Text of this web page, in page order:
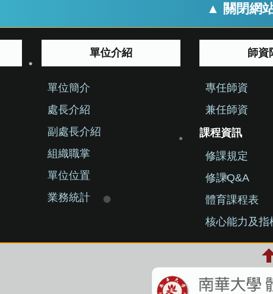
▲ 關閉網
單位介紹
單位簡介
處長介紹
副處長介紹
組織職掌
單位位置
業務統計
師資
專任師資
兼任師資
課程資訊
修課規定
修課Q&A
體育課程表
核心能力及指